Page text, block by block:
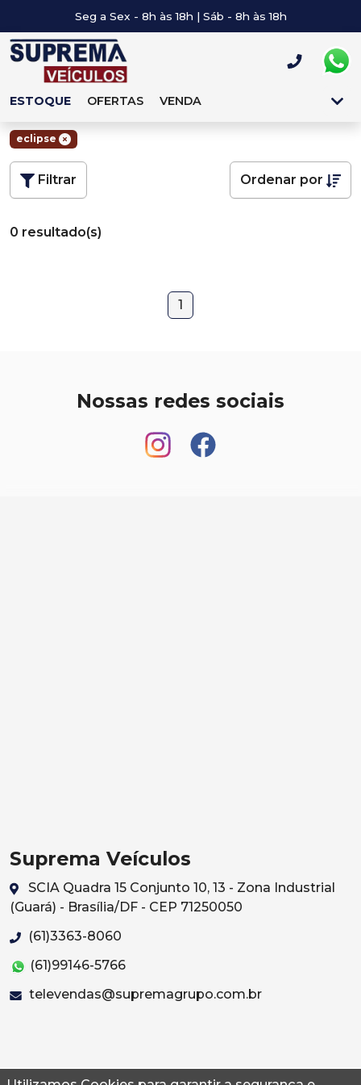
Seg a Sex - 8h às 18h | Sáb - 8h às 18h
ESTOQUE OFERTAS VENDA
eclipse
Filtrar Ordenar por
0 resultado(s)
1
Nossas redes sociais
Suprema Veículos
SCIA Quadra 15 Conjunto 10, 13 - Zona Industrial
(Guará) - Brasília/DF - CEP 71250050
(61)3363-8060
(61)99146-5766
televendas@supremagrupo.com.br